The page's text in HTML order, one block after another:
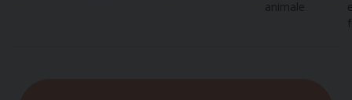
animale